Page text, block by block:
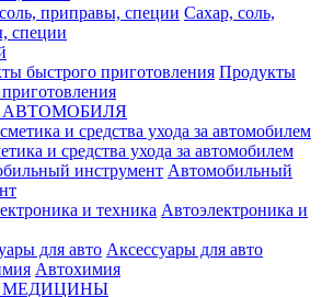
Сахар, соль,
специи
Продукты
и средства ухода за автомобилем
Автомобильный
Автоэлектроника и
Аксессуары для авто
Автохимия
МЕДИЦИНЫ